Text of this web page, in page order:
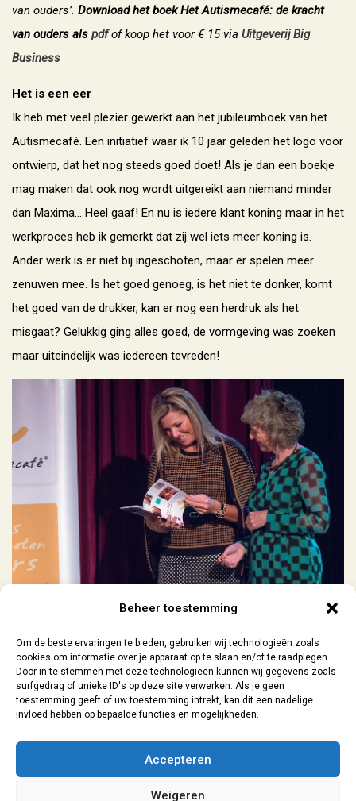
Beheer toestemming
Om de beste ervaringen te bieden, gebruiken wij technologieën zoals
cookies om informatie over je apparaat op te slaan en/of te raadplegen.
Door in te stemmen met deze technologieën kunnen wij gegevens zoals
surfgedrag of unieke ID's op deze site verwerken. Als je geen
toestemming geeft of uw toestemming intrekt, kan dit een nadelige
invloed hebben op bepaalde functies en mogelijkheden.
Accepteren
Weigeren
van ouders’. Download het boek Het Autismecafé: de kracht
van ouders als pdfof koop het voor € 15 via Uitgeverij Big
Business
Het is een eer
Ik heb met veel plezier gewerkt aan het jubileumboek van het
Autismecafé. Een initiatief waar ik 10 jaar geleden het logo voor
ontwierp, dat het nog steeds goed doet! Als je dan een boekje
mag maken dat ook nog wordt uitgereikt aan niemand minder
dan Maxima… Heel gaaf! En nu is iedere klant koning maar in het
werkproces heb ik gemerkt dat zij wel iets meer koning is.
Ander werk is er niet bij ingeschoten, maar er spelen meer
zenuwen mee. Is het goed genoeg, is het niet te donker, komt
het goed van de drukker, kan er nog een herdruk als het
misgaat? Gelukkig ging alles goed, de vormgeving was zoeken
maar uiteindelijk was iedereen tevreden!
Previous Project Next Project
sanne@lokaal7a.nl
Leiden | 2026